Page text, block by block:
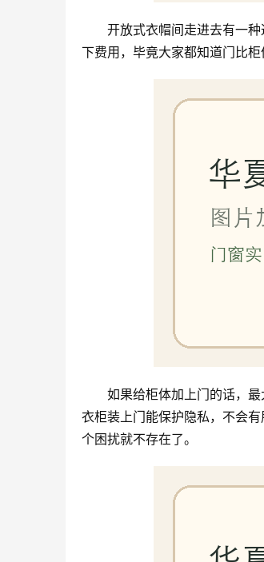
开放式衣帽间走进去有一
下费用，毕竟大家都知道门比柜
如果给柜体加上门的话，
衣柜装上门能保护隐私，不会
个困扰就不存在了。